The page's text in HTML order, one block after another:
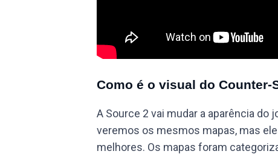
Como é o visual do Counter-
A Source 2 vai mudar a aparência do
veremos os mesmos mapas, mas
melhores. Os mapas foram